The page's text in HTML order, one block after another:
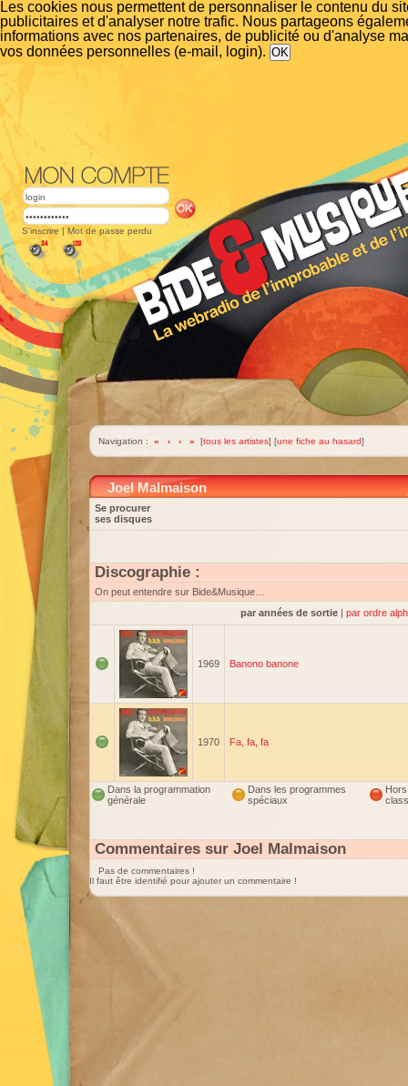
Les cookies nous permettent de personnaliser le contenu du
publicitaires et d'analyser notre trafic. Nous partageons
informations avec nos partenaires, de publicité ou d'analyse
vos données personnelles (e-mail, login).
S'inscrire | Mot de passe perdu
Navigation : « ‹ › » [tous les artistes] [une fiche au hasard]
Joel Malmaison
Se procurer
ses disques
Discographie :
On peut entendre sur Bide&Musique…
par années de sortie | par ordre
1969 Banono banone
1970 Fa, fa, fa
Dans la programmation
générale
Dans les programmes
spéciaux
Hors
Commentaires sur Joel Malmaison
Pas de commentaires !
Il faut être identifié pour ajouter un commentaire !